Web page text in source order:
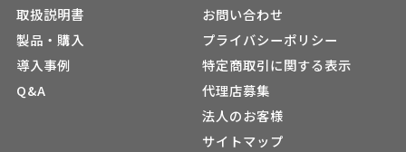
取扱説明書
製品・購入
導入事例
Q&A
お問い合わせ
プライバシーポリシー
特定商取引に関する表示
代理店募集
法人のお客様
サイトマップ